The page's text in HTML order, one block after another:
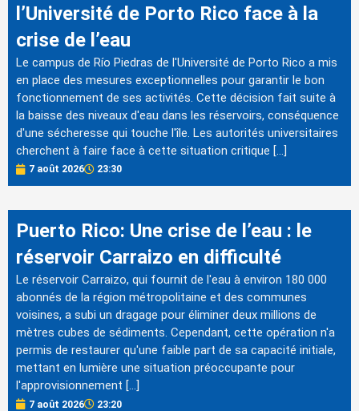
l’Université de Porto Rico face à la
crise de l’eau
Le campus de Río Piedras de l'Université de Porto Rico a mis
en place des mesures exceptionnelles pour garantir le bon
fonctionnement de ses activités. Cette décision fait suite à
la baisse des niveaux d'eau dans les réservoirs, conséquence
d'une sécheresse qui touche l'île. Les autorités universitaires
cherchent à faire face à cette situation critique […]
7 août 2026 23:30
Puerto Rico: Une crise de l’eau : le
réservoir Carraizo en difficulté
Le réservoir Carraizo, qui fournit de l'eau à environ 180 000
abonnés de la région métropolitaine et des communes
voisines, a subi un dragage pour éliminer deux millions de
mètres cubes de sédiments. Cependant, cette opération n'a
permis de restaurer qu'une faible part de sa capacité initiale,
mettant en lumière une situation préoccupante pour
l'approvisionnement […]
7 août 2026 23:20